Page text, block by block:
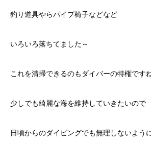
釣り道具やらパイプ椅子などなど
いろいろ落ちてました～
これを清掃できるのもダイバーの特権です
少しでも綺麗な海を維持していきたいので
日頃からのダイビングでも無理しないよう